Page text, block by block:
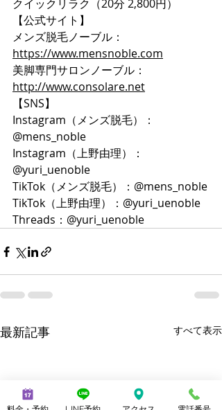
クイックリラク（20分 2,800円）
【公式サイト】
メンズ脱毛ノーブル：
https://www.mensnoble.com
美脚専門サロンノーブル：
http://www.consolare.net
【SNS】
Instagram（メンズ脱毛）：
@mens_noble
Instagram（上野由理）：
@yuri_uenoble
TikTok（メンズ脱毛）：@mens_noble
TikTok（上野由理）：@yuri_uenoble
Threads：@yuri_uenoble
最新記事 すべて表示